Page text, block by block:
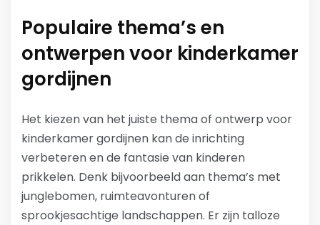
Populaire thema’s en
ontwerpen voor kinderkamer
gordijnen
Het kiezen van het juiste thema of ontwerp voor
kinderkamer gordijnen kan de inrichting
verbeteren en de fantasie van kinderen
prikkelen. Denk bijvoorbeeld aan thema’s met
junglebomen, ruimteavonturen of
sprookjesachtige landschappen. Er zijn talloze